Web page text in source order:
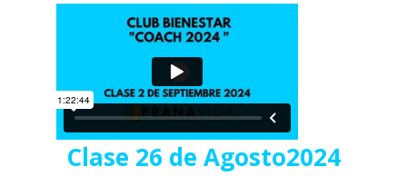
Clase 26 de Agosto2024